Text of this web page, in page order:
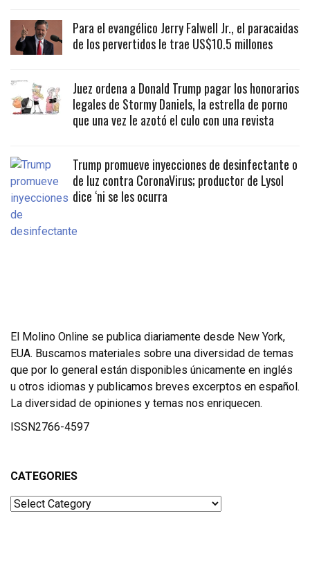
Para el evangélico Jerry Falwell Jr., el paracaidas
de los pervertidos le trae US$10.5 millones
Juez ordena a Donald Trump pagar los honorarios
legales de Stormy Daniels, la estrella de porno
que una vez le azotó el culo con una revista
Trump promueve inyecciones de desinfectante o
de luz contra CoronaVirus; productor de Lysol
dice ‘ni se les ocurra
El Molino Online se publica diariamente desde New York,
EUA. Buscamos materiales sobre una diversidad de temas
que por lo general están disponibles únicamente en inglés
u otros idiomas y publicamos breves excerptos en español.
La diversidad de opiniones y temas nos enriquecen.
ISSN2766-4597
CATEGORIES
Categories